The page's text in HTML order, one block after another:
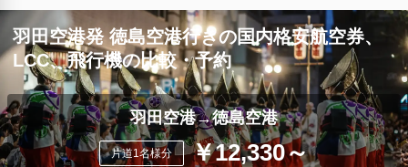
羽田空港発 徳島空港行きの国内格安航空券、
LCC、飛行機の比較・予約
羽田空港→徳島空港
片道1名様分 ￥12,330～